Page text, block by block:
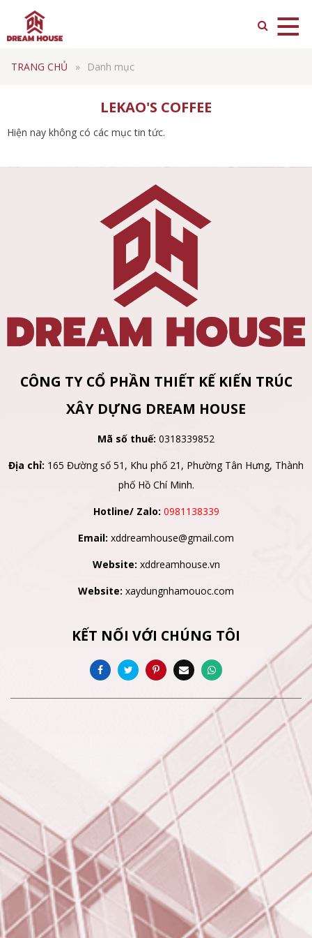
TRANG CHỦ Danh mục
LEKAO'S COFFEE
Hiện nay không có các mục tin tức.
CÔNG TY CỔ PHẦN THIẾT KẾ KIẾN TRÚC
XÂY DỰNG DREAM HOUSE
Mã số thuế: 0318339852
Địa chỉ: 165 Đường số 51, Khu phố 21, Phường Tân Hưng, Thành
phố Hồ Chí Minh.
Hotline/ Zalo: 0981138339
Email: xddreamhouse@gmail.com
Website: xddreamhouse.vn
Website: xaydungnhamouoc.com
KẾT NỐI VỚI CHÚNG TÔI